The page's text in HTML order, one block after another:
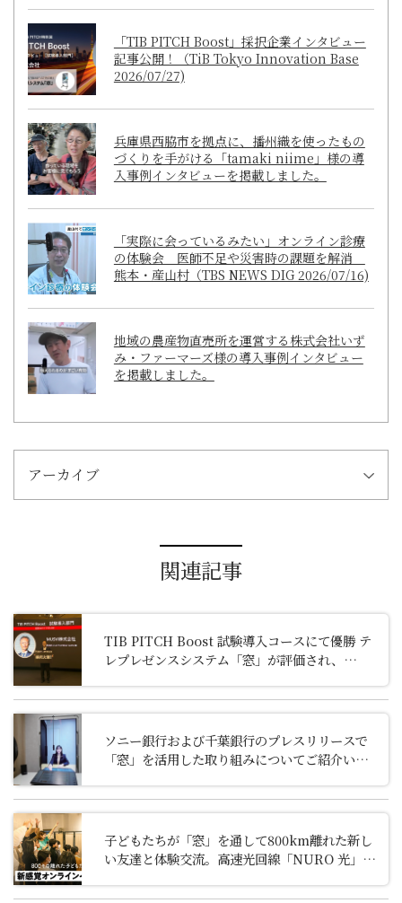
「TIB PITCH Boost」採択企業インタビュー
記事公開！（TiB Tokyo Innovation Base
2026/07/27)
兵庫県西脇市を拠点に、播州織を使ったもの
づくりを手がける「tamaki niime」様の導
入事例インタビューを掲載しました。
「実際に会っているみたい」オンライン診療
の体験会 医師不足や災害時の課題を解消
熊本・産山村（TBS NEWS DIG 2026/07/16)
地域の農産物直売所を運営する株式会社いず
み・ファーマーズ様の導入事例インタビュー
を掲載しました。
アーカイブ
関連記事
TIB PITCH Boost 試験導入コースにて優勝 テ
レプレゼンスシステム「窓」が評価され、
ソニー銀行および千葉銀行のプレスリリースで
「窓」を活用した取り組みについてご紹介いた
子どもたちが「窓」を通して800km離れた新し
い友達と体験交流。高速光回線「NURO 光」オ